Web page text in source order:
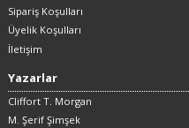
Sipariş Koşulları
Üyelik Koşulları
İletişim
Yazarlar
Cliffort T. Morgan
M. Şerif Şimşek